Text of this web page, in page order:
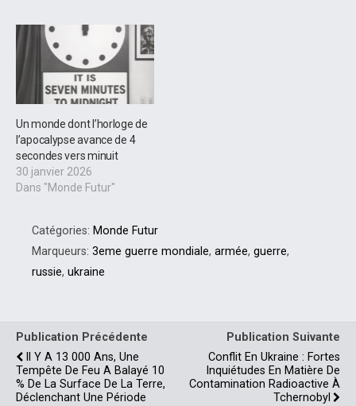
Un monde dont l’horloge de
l’apocalypse avance de 4
secondes vers minuit
30 janvier 2026
Dans "Monde Futur"
Catégories: Monde Futur
Marqueurs: 3eme guerre mondiale, armée, guerre,
russie, ukraine
Publication Précédente
Il Y A 13 000 Ans, Une
Tempête De Feu A Balayé 10
% De La Surface De La Terre,
Déclenchant Une Période
Publication Suivante
Conflit En Ukraine : Fortes
Inquiétudes En Matière De
Contamination Radioactive À
Tchernobyl